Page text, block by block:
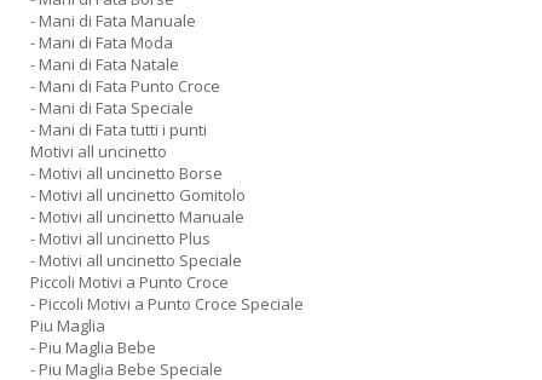
- Mani di Fata Manuale
- Mani di Fata Moda
- Mani di Fata Natale
- Mani di Fata Punto Croce
- Mani di Fata Speciale
- Mani di Fata tutti i punti
Motivi all uncinetto
- Motivi all uncinetto Borse
- Motivi all uncinetto Gomitolo
- Motivi all uncinetto Manuale
- Motivi all uncinetto Plus
- Motivi all uncinetto Speciale
Piccoli Motivi a Punto Croce
- Piccoli Motivi a Punto Croce Speciale
Piu Maglia
- Piu Maglia Bebe
- Piu Maglia Bebe Speciale